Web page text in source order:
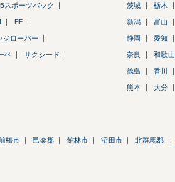
スポーツバック
FF
ジローバー
ペ サクシード
茨城 栃木
新潟 富山
静岡 愛知
奈良 和歌山
徳島 香川
熊本 大分
橋市 邑楽郡 館林市 沼田市 北群馬郡